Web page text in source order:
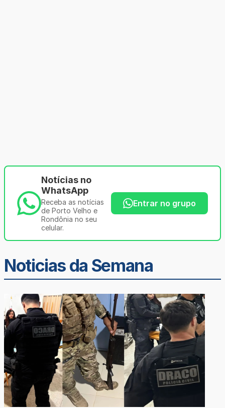
Notícias no
WhatsApp
Receba as notícias
de Porto Velho e
Rondônia no seu
celular.
Entrar no grupo
Noticias da Semana